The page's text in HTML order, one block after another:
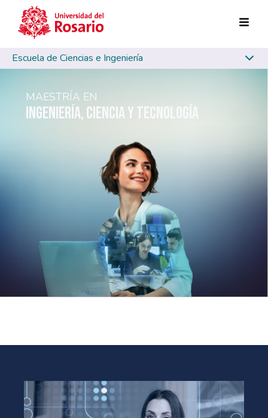
Skip to main content
Escuela de Ciencias e Ingeniería
MAESTRÍA EN
INGENIERÍA, CIENCIA Y TECNOLOGÍA